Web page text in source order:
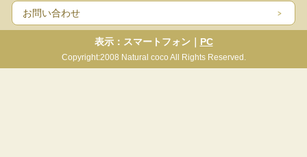
お問い合わせ
表示：スマートフォン｜ PC
Copyright:2008 Natural coco All Rights Reserved.